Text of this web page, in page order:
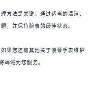
方法是关键。通过适当的清洁、
，并保持腕表的最佳状态。
果您还有其他关于浪琴手表维护
竭诚为您服务。